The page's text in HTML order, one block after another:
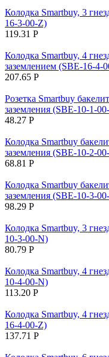
Колодка Smartbuy, 3
16-3-00-Z)
119.31 Р
Колодка Smartbuy, 4
заземлением (SBE-16-4-
207.65 Р
Розетка Smartbuy
заземления (SBE-10-1-
48.27 Р
Колодка Smartbuy
заземления (SBE-10-2-
68.81 Р
Колодка Smartbuy
заземления (SBE-10-3-
98.29 Р
Колодка Smartbuy, 3
10-3-00-N)
80.79 Р
Колодка Smartbuy, 4
10-4-00-N)
113.20 Р
Колодка Smartbuy, 4
16-4-00-Z)
137.71 Р